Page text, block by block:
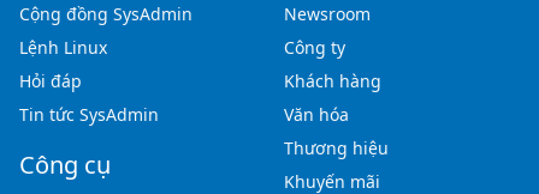
Cộng đồng SysAdmin
Lệnh Linux
Hỏi đáp
Tin tức SysAdmin
Công cụ
Newsroom
Công ty
Khách hàng
Văn hóa
Thương hiệu
Khuyến mãi